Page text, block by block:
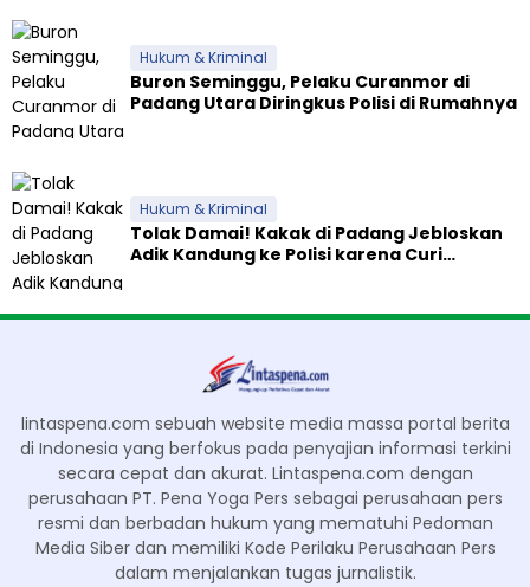
Hukum & Kriminal
Buron Seminggu, Pelaku Curanmor di
Padang Utara Diringkus Polisi di Rumahnya
Hukum & Kriminal
Tolak Damai! Kakak di Padang Jebloskan
Adik Kandung ke Polisi karena Curi
lintaspena.com sebuah website media massa portal berita
di Indonesia yang berfokus pada penyajian informasi terkini
secara cepat dan akurat. Lintaspena.com dengan
perusahaan PT. Pena Yoga Pers sebagai perusahaan pers
resmi dan berbadan hukum yang mematuhi Pedoman
Media Siber dan memiliki Kode Perilaku Perusahaan Pers
dalam menjalankan tugas jurnalistik.